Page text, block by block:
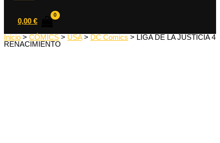
0,00 €
Inicio > CÓMICS > USA> DC Comics > LIGA DE LA JUSTICIA 4
RENACIMIENTO